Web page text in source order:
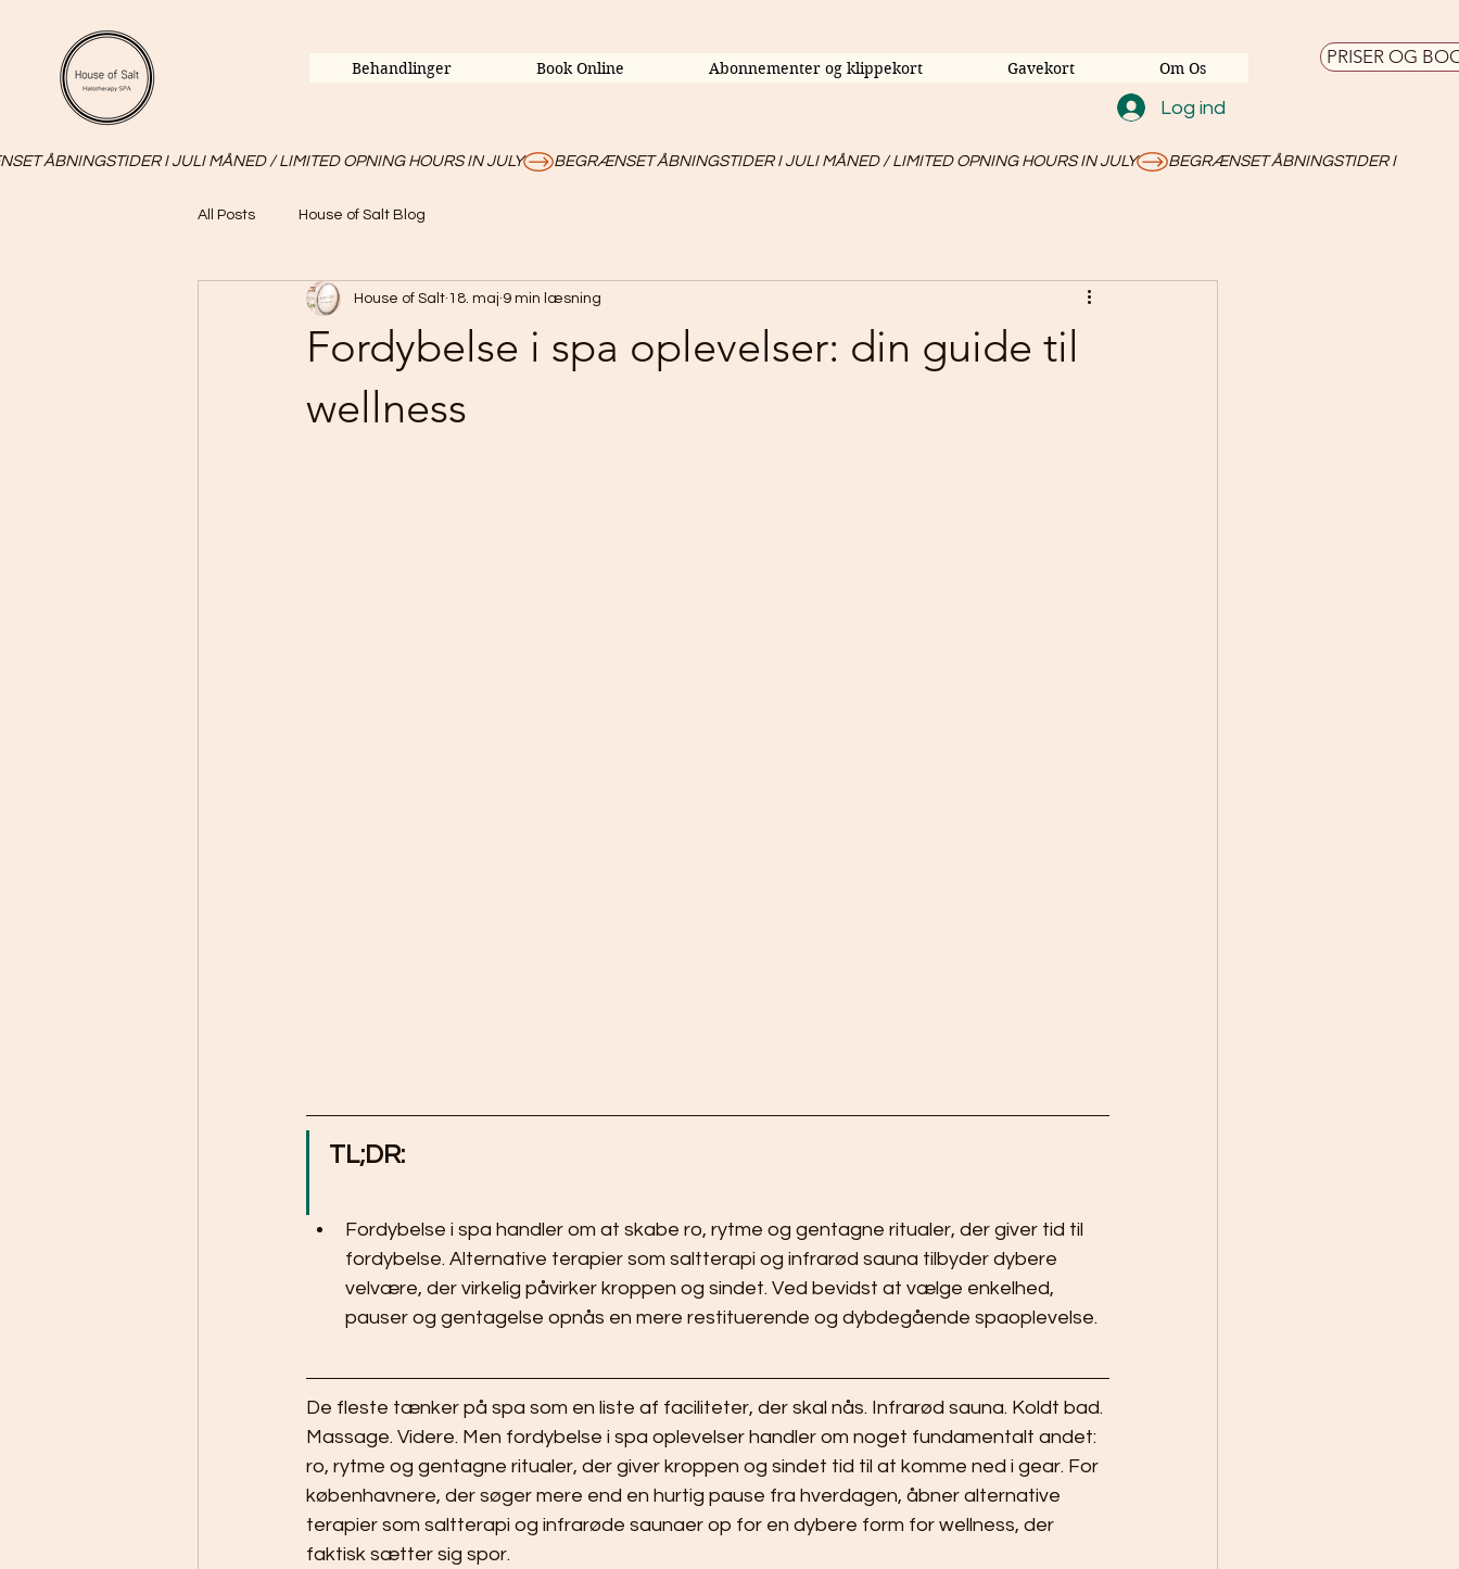
Behandlinger Book Online Abonnementer og klippekort Gavekort Om Os
Log ind
PRISER OG
ÅBNINGSTIDER I JULI MÅNED / LIMITED OPNING HOURS IN JULY
All Posts House of Salt Blog
Fordybelse i spa oplevelser: din guide til
wellness
House of Salt 18. maj 9 min læsning
TL;DR:
Fordybelse i spa handler om at skabe ro, rytme og gentagne ritualer, der giver tid til
fordybelse. Alternative terapier som saltterapi og infrarød sauna tilbyder dybere
velvære, der virkelig påvirker kroppen og sindet. Ved bevidst at vælge enkelhed,
pauser og gentagelse opnås en mere restituerende og dybdegående spaoplevelse.
De fleste tænker på spa som en liste af faciliteter, der skal nås. Infrarød sauna. Koldt bad.
Massage. Videre. Men fordybelse i spa oplevelser handler om noget fundamentalt andet:
ro, rytme og gentagne ritualer, der giver kroppen og sindet tid til at komme ned i gear. For
københavnere, der søger mere end en hurtig pause fra hverdagen, åbner alternative
terapier som saltterapi og infrarøde saunaer op for en dybere form for wellness, der
faktisk sætter sig spor.